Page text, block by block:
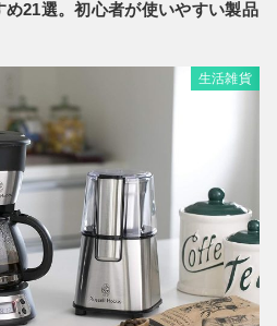
21選。初心者が使いやすい製品
生活雑貨